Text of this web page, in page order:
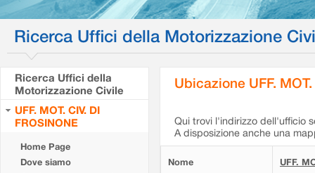
Ricerca Uffici della Motorizzazione
Ricerca Uffici della
Motorizzazione Civile
UFF. MOT. CIV. DI
FROSINONE
Home Page
Dove siamo
Ubicazione UFF.
Qui trovi l'indirizzo dell'ufficio
A disposizione anche una
Nome UFF.